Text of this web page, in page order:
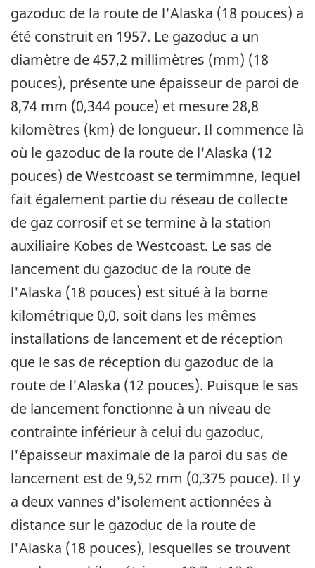
gazoduc de la route de l'Alaska (18 pouces) a
été construit en 1957. Le gazoduc a un
diamètre de 457,2 millimètres (mm) (18
pouces), présente une épaisseur de paroi de
8,74 mm (0,344 pouce) et mesure 28,8
kilomètres (km) de longueur. Il commence là
où le gazoduc de la route de l'Alaska (12
pouces) de Westcoast se termimmne, lequel
fait également partie du réseau de collecte
de gaz corrosif et se termine à la station
auxiliaire Kobes de Westcoast. Le sas de
lancement du gazoduc de la route de
l'Alaska (18 pouces) est situé à la borne
kilométrique 0,0, soit dans les mêmes
installations de lancement et de réception
que le sas de réception du gazoduc de la
route de l'Alaska (12 pouces). Puisque le sas
de lancement fonctionne à un niveau de
contrainte inférieur à celui du gazoduc,
l'épaisseur maximale de la paroi du sas de
lancement est de 9,52 mm (0,375 pouce). Il y
a deux vannes d'isolement actionnées à
distance sur le gazoduc de la route de
l'Alaska (18 pouces), lesquelles se trouvent